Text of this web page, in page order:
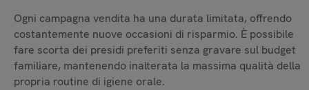
Ogni campagna vendita ha una durata limitata, offrendo
costantemente nuove occasioni di risparmio. È possibile
fare scorta dei presidi preferiti senza gravare sul budget
familiare, mantenendo inalterata la massima qualità della
propria routine di igiene orale.